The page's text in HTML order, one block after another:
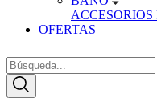
OFERTAS